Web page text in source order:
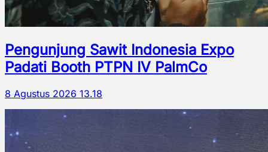
Pengunjung Sawit Indonesia Expo
Padati Booth PTPN IV PalmCo
8 Agustus 2026 13.18